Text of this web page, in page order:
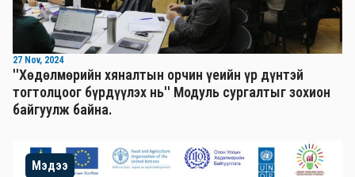
27 Nov, 2024
''Хөдөлмөрийн хяналтын орчин үеийн үр дүнтэй
тогтолцоог бүрдүүлэх нь'' Mодуль сургалтыг зохион
байгуулж байна.
Мэдээ